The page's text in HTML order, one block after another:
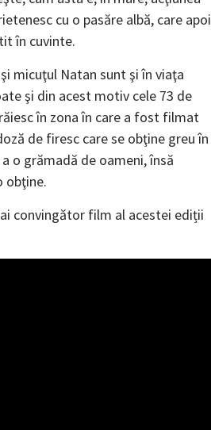
cu o pasăre albă, care apoi
în cuvinte.
micuţul Natan sunt şi în viaţa
şi din acest motiv cele 73 de
în zona în care a fost filmat
de firesc care se obţine greu în
o grămadă de oameni, însă
obţine.
convingător film al acestei ediții